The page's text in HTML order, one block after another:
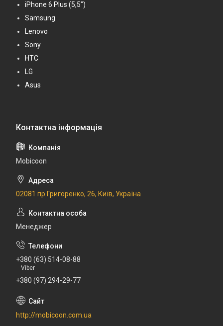
iPhone 6 Plus (5,5")
Samsung
Lenovo
Sony
HTC
LG
Asus
Mobicoon
02081 пр.Григоренко, 26, Київ, Україна
Менеджер
+380 (63) 514-08-88
Viber
+380 (97) 294-29-77
http://mobicoon.com.ua